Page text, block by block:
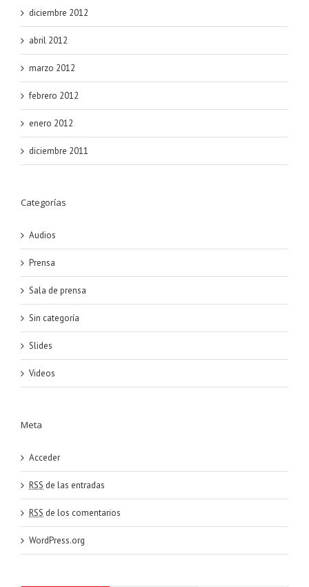
diciembre 2012
abril 2012
marzo 2012
febrero 2012
enero 2012
diciembre 2011
Categorías
Audios
Prensa
Sala de prensa
Sin categoría
Slides
Videos
Meta
Acceder
RSS de las entradas
RSS de los comentarios
WordPress.org